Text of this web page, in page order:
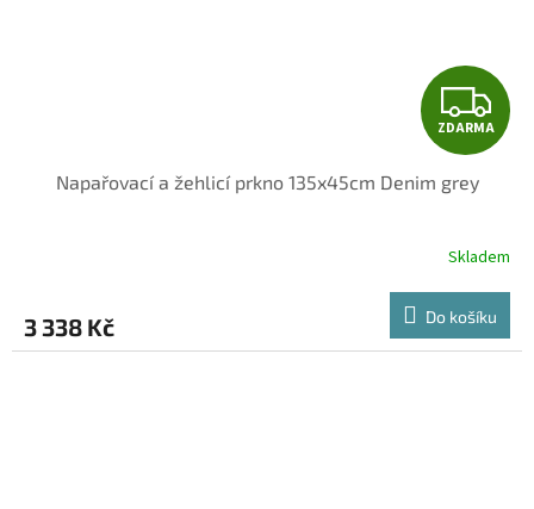
Z
D
R
M
A
ZDARMA
Napařovací a žehlicí prkno 135x45cm Denim grey
Skladem
3 338 Kč Do košíku